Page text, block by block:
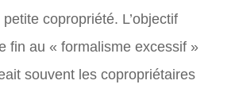
petite copropriété. L’objectif
fin au « formalisme excessif »
souvent les copropriétaires